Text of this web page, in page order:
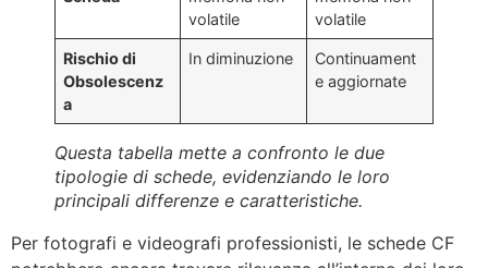
volatile
volatile
Rischio di
Obsolescenz
a
In diminuzione
Continuament
e aggiornate
Questa tabella mette a confronto le due
tipologie di schede, evidenziando le loro
principali differenze e caratteristiche.
Per fotografi e videografi professionisti, le schede CF